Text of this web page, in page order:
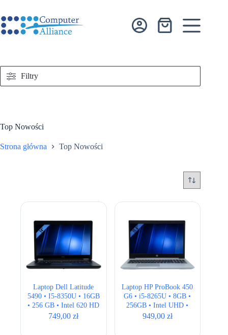
treści
Koszyk
Top Nowości
Strona główna Top Nowości
Laptop Dell Latitude
5490 • I5-8350U • 16GB
• 256 GB • Intel 620 HD
• 14.1″ HD
749,00zł
Laptop HP ProBook 450
G6 • i5-8265U • 8GB •
256GB • Intel UHD •
15,6″ Full HD
949,00 zł
Filtry